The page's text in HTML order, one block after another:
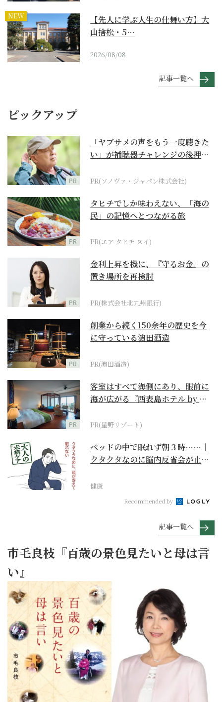
NEW
【先人に学ぶ人生の仕舞い方】大
山捨松・5…
2026/08/08
記事一覧へ
ピックアップ
PR
「ヤブサメの声をもう一度聴きた
い」が補聴器チャレンジの後押し
PR(ソノヴァ・ジャパン株式会社)
PR
タヒチでしか味わえない、「海の
民」の記憶へとつながる旅
PR(エア タヒチ ヌイ)
PR
金利上昇を機に、『守るお金』の
置き場所を再検討
PR(株式会社北九州銀行)
PR
創業から続く150余年の歴史を今
に守っている濵田酒造
PR(濵田酒造)
PR
客室はすべて海側にあり、眼前に
海が広がる『西表島ホテル by 星
PR(星野リゾート)
ベッドの中で眠れず朝３時……｜
クタクタなのに脳内反省会が止ま
健康
Recommended by
記事一覧へ
市毛良枝『百歳の景色見たいと母は言
い』